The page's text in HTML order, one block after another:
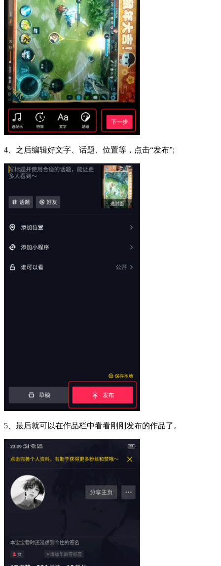
4、之后编辑好文字、话题、位置等，点击“发布”;
5、最后就可以在作品栏中看看刚刚发布的作品了。